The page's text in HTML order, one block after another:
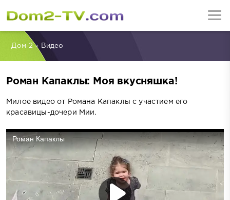
Дом-2» Видео
Роман Капаклы: Моя вкусняшка!
Милое видео от Романа Капаклы с участием его
красавицы-дочери Мии.